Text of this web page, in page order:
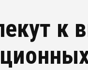
к